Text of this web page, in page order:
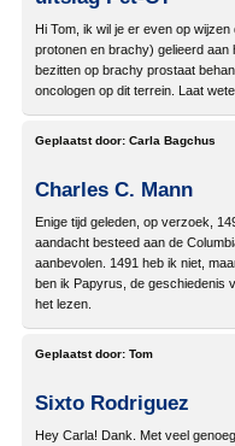
Hi Tom, ik wil je er even op
protonen en brachy) gelieerd
bezitten op brachy prostaat
oncologen op dit terrein. Laat
Geplaatst door: Carla Bagchus
Charles C. Mann
Enige tijd geleden, op verzoek,
aandacht besteed aan de
aanbevolen. 1491 heb ik niet,
ben ik Papyrus, de geschiedenis
het lezen.
Geplaatst door: Tom
Sixto Rodriguez
Hey Carla! Dank. Met veel